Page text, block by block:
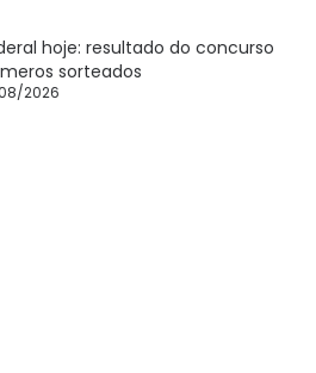
hoje: resultado do concurso
sorteados
2026